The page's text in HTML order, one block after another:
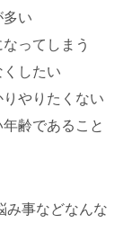
多い
ってしまう
したい
やりたくない
齢であること
み事などなんな